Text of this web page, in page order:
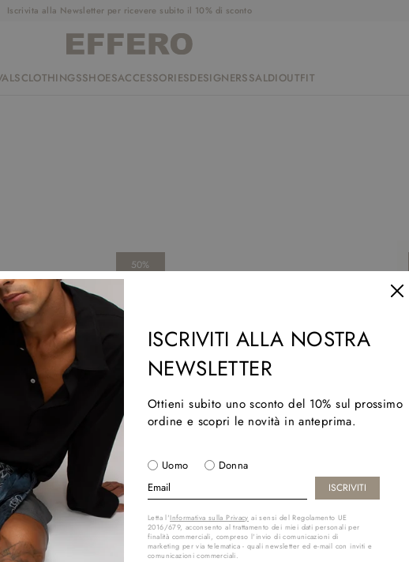
Iscrivita alla Newsletter per ricevere subito il 10% di sconto
CLOTHINGSSHOESACCESSORIESDESIGNERSSALDIOUTFIT
ISCRIVITI ALLA NOSTRA
NEWSLETTER
Ottieni subito uno sconto del 10% sul prossimo
ordine e scopri le novità in anteprima.
Uomo Donna
Letta l'Informativa sulla Privacy ai sensi del Regolamento UE
2016/679, acconsento al trattamento dei miei dati personali per
finalità commerciali, compreso l'invio di comunicazioni di
marketing per via telematica - quali newsletter ed e-mail con inviti e
comunicazioni commerciali.
50%